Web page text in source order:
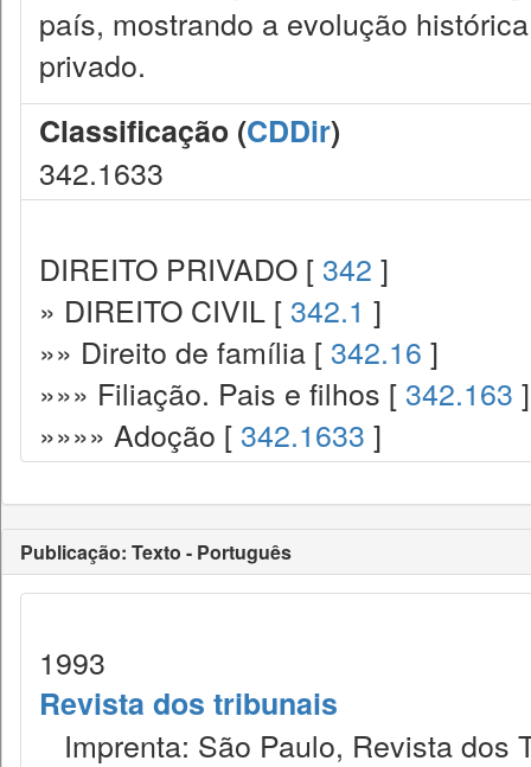
país, mostrando a evolução
privado.
Classificação (CDDir)
342.1633
DIREITO PRIVADO [ 342 ]
» DIREITO CIVIL [ 342.1 ]
»» Direito de família [ 342.16 ]
»»» Filiação. Pais e filhos [ 342.163 ]
»»»» Adoção [ 342.1633 ]
Publicação: Texto - Português
1993
Revista dos tribunais
Imprenta: São Paulo, Revista dos